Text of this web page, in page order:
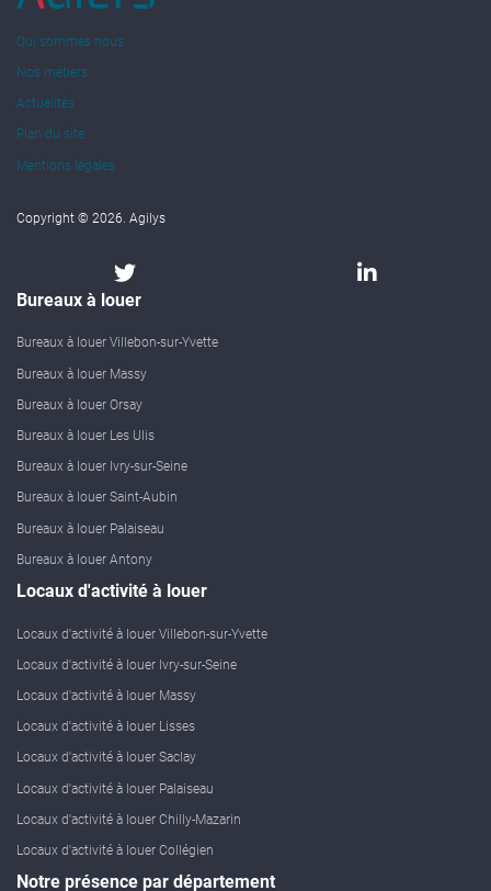
Qui sommes nous
Nos métiers
Actualités
Plan du site
Mentions légales
Copyright © 2026. Agilys
Bureaux à louer
Bureaux à louer Villebon-sur-Yvette
Bureaux à louer Massy
Bureaux à louer Orsay
Bureaux à louer Les Ulis
Bureaux à louer Ivry-sur-Seine
Bureaux à louer Saint-Aubin
Bureaux à louer Palaiseau
Bureaux à louer Antony
Locaux d'activité à louer
Locaux d'activité à louer Villebon-sur-Yvette
Locaux d'activité à louer Ivry-sur-Seine
Locaux d'activité à louer Massy
Locaux d'activité à louer Lisses
Locaux d'activité à louer Saclay
Locaux d'activité à louer Palaiseau
Locaux d'activité à louer Chilly-Mazarin
Locaux d'activité à louer Collégien
Notre présence par département